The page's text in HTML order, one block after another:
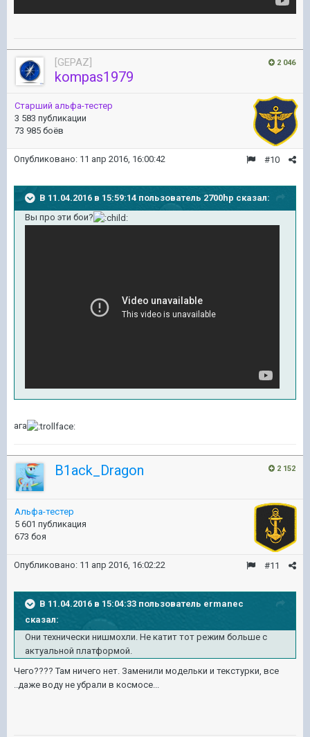
2 046
[GEPAZ]
kompas1979
Старший альфа-тестер
3 583 публикации
73 985 боёв
#10
Опубликовано: 11 апр 2016, 16:00:42
В 11.04.2016 в 15:59:14 пользователь 2700hp сказал:
Вы про эти бои?
ага
2 152
B1ack_Dragon
Альфа-тестер
5 601 публикация
673 боя
#11
Опубликовано: 11 апр 2016, 16:02:22
В 11.04.2016 в 15:04:33 пользователь ermanec
сказал:
Они технически нишмохли. Не катит тот режим больше с
актуальной платформой.
Чего???? Там ничего нет. Заменили модельки и текстурки, все
..даже воду не убрали в космосе...